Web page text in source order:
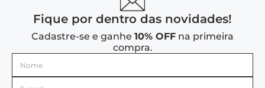
Fique por dentro das novidades!
Cadastre-se e ganhe 10% OFF na primeira
compra.